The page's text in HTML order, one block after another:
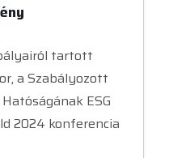
tartott
a Szabályozott
ESG
2024 konferencia